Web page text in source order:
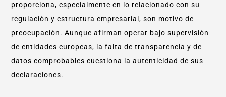
proporciona, especialmente en lo relacionado con su
regulación y estructura empresarial, son motivo de
preocupación. Aunque afirman operar bajo supervisión
de entidades europeas, la falta de transparencia y de
datos comprobables cuestiona la autenticidad de sus
declaraciones.